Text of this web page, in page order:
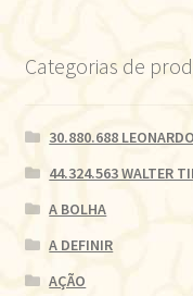
Categorias de
30.880.688
44.324.563 WALTER
A BOLHA
A DEFINIR
AÇÃO